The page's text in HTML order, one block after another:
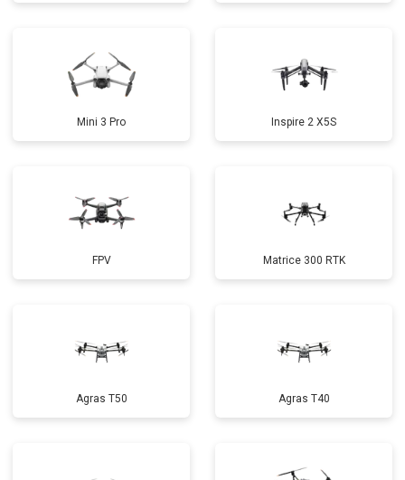
Mini 3 Pro Inspire 2 X5S
FPV Matrice 300 RTK
Agras T50 Agras T40